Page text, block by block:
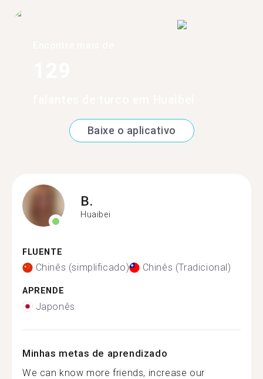
Baixe o aplicativo
B.
Huaibei
FLUENTE
Chinês (simplificado) Chinês (Tradicional)
APRENDE
Japonês
Minhas metas de aprendizado
We can know more friends, increase our